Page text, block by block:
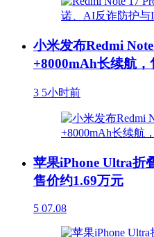
小米发布Redmi
+8000mAh长续航，
3 5小时前
苹果iPhone Ultra折
售价约1.69万元
5 07.08